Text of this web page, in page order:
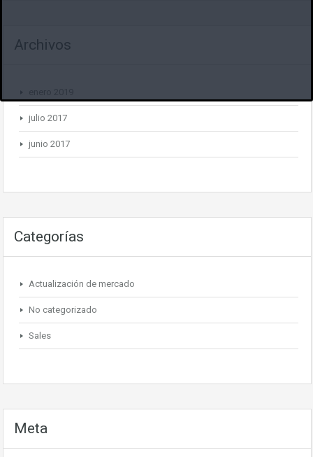
Archivos
julio 2017
junio 2017
Categorías
Actualización de mercado
No categorizado
Sales
Meta